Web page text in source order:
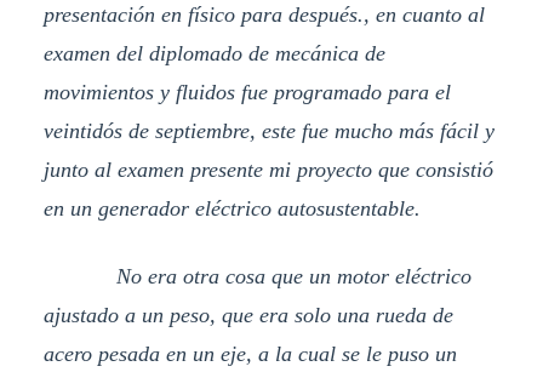
presentación en físico para después., en cuanto al
examen del diplomado de mecánica de
movimientos y fluidos fue programado para el
veintidós de septiembre, este fue mucho más fácil y
junto al examen presente mi proyecto que consistió
en un generador eléctrico autosustentable.
No era otra cosa que un motor eléctrico
ajustado a un peso, que era solo una rueda de
acero pesada en un eje, a la cual se le puso un